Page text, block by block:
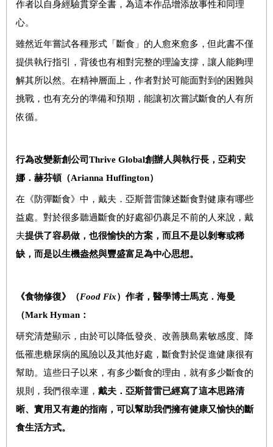
作者以自身經驗貫穿全書，為這本作品增添故事性和同理
心。
雖然近年嘗試各種形式「斷食」的人愈來愈多，但此書不僅
提供執行指引，背後也有相對完整的理論支撐，讓人能夠理
解其所以然。在精神層面上，作者對於可能面對到的困難與
挑戰，也有充分的準備和預期，能讓初次嘗試斷食的人有所
依循。
行為改變新創公司 Thrive Global創辦人與執行長，亞莉安
娜．赫芬頓（Arianna Huffington）
在《防彈斷食》中，戴夫 ． 亞斯普雷陳述斷食對健康有哪些
益處。對於很多聽過斷食的好處卻仍裹足不前的人來說，戴
夫提供了容易做，也很愉快的方案，而且不是以剝奪或稀
缺，而是以生機盎然與豐盛富足為中心思想。
《食物修復》 （Food Fix） 作者， 醫學博士馬克． 海曼
（Mark Hyman ：
研究清楚顯示，由於可以降低發炎、改善胰島素敏感度、降
低罹患糖尿病的風險以及其他好處，斷食對於促進健康很有
幫助。這些日子以來，有多少斷食的理由，就有多少斷食的
規則，我們很幸運， 戴夫 ． 亞斯普雷已經寫了這本思路清
晰、實用又有趣的指南，可以幫助我們擁有健康又愉快的斷
食生活方式。